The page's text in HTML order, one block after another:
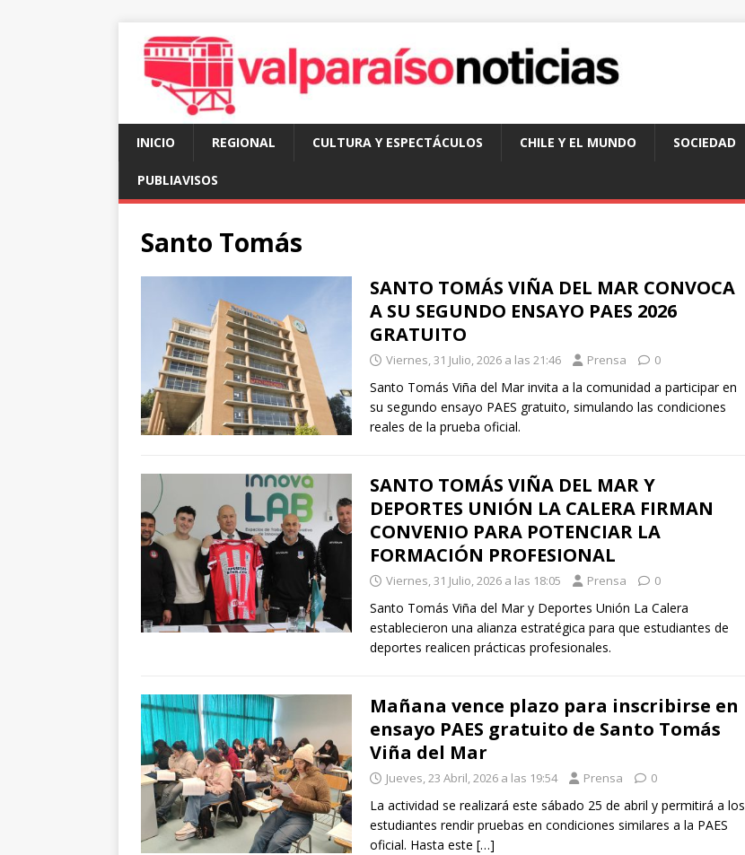
INICIO REGIONAL CULTURA Y ESPECTÁCULOS CHILE Y EL MUNDO SOCIEDAD
PUBLIAVISOS
Santo Tomás
SANTO TOMÁS VIÑA DEL MAR CONVOCA
A SU SEGUNDO ENSAYO PAES 2026
GRATUITO
Viernes, 31 Julio, 2026 a las 21:46 Prensa 0
Santo Tomás Viña del Mar invita a la comunidad a participar en
su segundo ensayo PAES gratuito, simulando las condiciones
reales de la prueba oficial.
SANTO TOMÁS VIÑA DEL MAR Y
DEPORTES UNIÓN LA CALERA FIRMAN
CONVENIO PARA POTENCIAR LA
FORMACIÓN PROFESIONAL
Viernes, 31 Julio, 2026 a las 18:05 Prensa 0
Santo Tomás Viña del Mar y Deportes Unión La Calera
establecieron una alianza estratégica para que estudiantes de
deportes realicen prácticas profesionales.
Mañana vence plazo para inscribirse en
ensayo PAES gratuito de Santo Tomás
Viña del Mar
Jueves, 23 Abril, 2026 a las 19:54 Prensa 0
La actividad se realizará este sábado 25 de abril y permitirá a los
estudiantes rendir pruebas en condiciones similares a la PAES
oficial. Hasta este […]